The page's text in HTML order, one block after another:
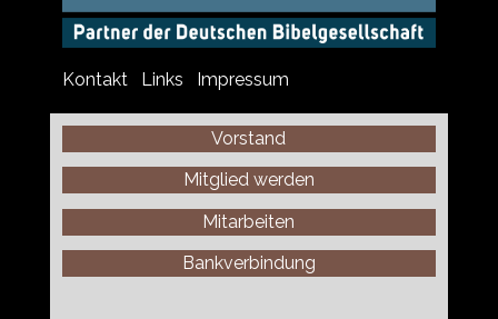
Kontakt Links Impressum
Vorstand
Mitglied werden
Mitarbeiten
Bankverbindung